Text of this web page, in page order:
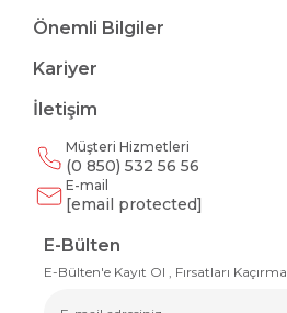
Önemli Bilgiler
Kariyer
İletişim
Müşteri Hizmetleri
(0 850) 532 56 56
E-mail
[email protected]
E-Bülten
E-Bülten'e Kayıt Ol , Fırsatları Kaçırma